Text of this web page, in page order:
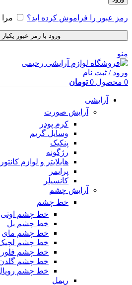
رمز عبور را فراموش کرده اید؟
ورود با رمز عبور
منو
ورود / ثبت نام
0 محصول 0 تومان
آرایشی
آرایش صورت
کرم پودر
وسایل گریم
پنکیک
رژگونه
هایلایتر و لوازم
پرایمر
کانسیلر
آرایش چشم
خط چشم
خط چشم اوتی
خط چشم بل
خط چشم مای
خط چشم
خط چشم
خط چشم گلدن
خط چشم رویال
ریمل